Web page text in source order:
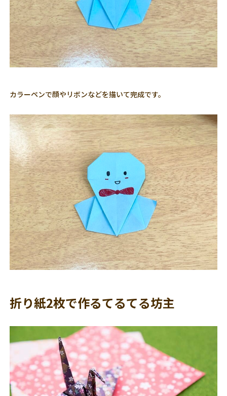
カラーペンで顔やリボンなどを描いて完成です。
折り紙2枚で作るてるてる坊主